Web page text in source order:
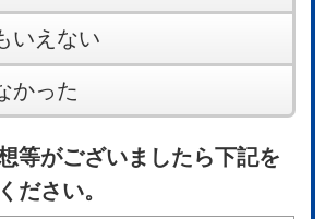
いえない
かった
等がございましたら下記を
ださい。